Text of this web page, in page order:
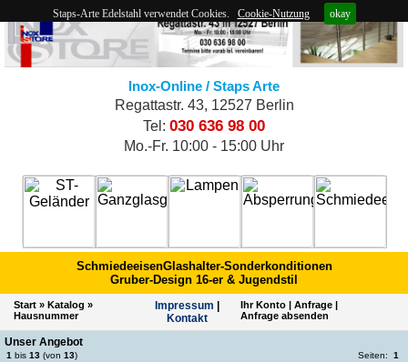
Staps-Arte Edelstahl verwendet Cookies. Cookie-Nutzung okay
Inox-Online / Staps Arte
Regattastr. 43, 12527 Berlin
Tel: 030 636 98 00
Mo.-Fr. 10:00 - 15:00 Uhr
SchmiedeeisenGlashalter-Sonderkonditionen
Gruber-Design 16-er & Jugendstil
Start » Katalog »
Hausnummer
Impres­sum
Kontakt
Ihr Konto| Anfrage|
Anfrage absenden
Unser Angebot
1 bis 13 (von 13) Seiten: 1